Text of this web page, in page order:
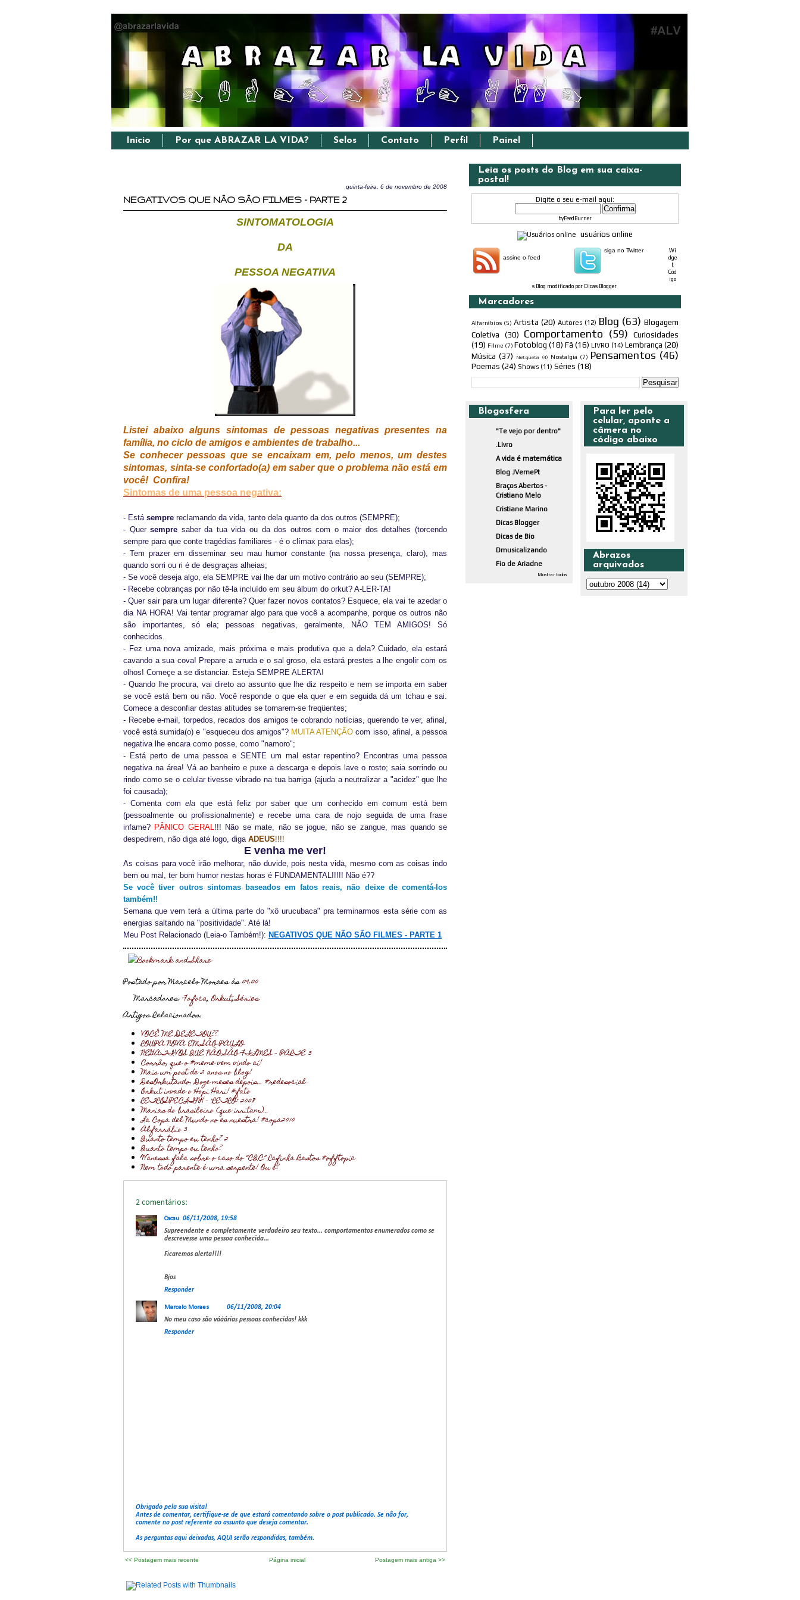
Início Por que ABRAZAR LA VIDA? Selos Contato Perfil Painel
quinta-feira, 6 de novembro de 2008
NEGATIVOS QUE NÃO SÃO FILMES - PARTE 2
SINTOMATOLOGIA
DA
PESSOA NEGATIVA
Listei abaixo alguns sintomas de pessoas negativas presentes na
família, no ciclo de amigos e ambientes de trabalho...
Se conhecer pessoas que se encaixam em, pelo menos, um destes
sintomas, sinta-se confortado(a) em saber que o problema não está em
você! Confira!
Sintomas de uma pessoa negativa:
- Está sempre reclamando da vida, tanto dela quanto da dos outros (SEMPRE);
- Quersempre saber da tua vida ou da dos outros com o maior dos detalhes (torcendo
sempre para que conte tragédias familiares - é o clímax para elas);
- Tem prazer em disseminar seu mau humor constante (na nossa presença, claro), mas
quando sorri ou ri é de desgraças alheias;
- Se você deseja algo, ela SEMPRE vai lhe dar um motivo contrário ao seu (SEMPRE);
- Recebe cobranças por não tê-la incluído em seu álbum do orkut? A-LER-TA!
- Quer sair para um lugar diferente? Quer fazer novos contatos? Esquece, ela vai te azedar o
dia NA HORA! Vai tentar programar algo para que você a acompanhe, porque os outros não
são importantes, só ela; pessoas negativas, geralmente, NÃO TEM AMIGOS! Só
conhecidos.
- Fez uma nova amizade, mais próxima e mais produtiva que a dela? Cuidado, ela estará
cavando a sua cova! Prepare a arruda e o sal groso, ela estará prestes a lhe engolir com os
olhos! Começe a se distanciar. Esteja SEMPRE ALERTA!
- Quando lhe procura, vai direto ao assunto que lhe diz respeito e nem se importa em saber
se você está bem ou não. Você responde o que ela quer e em seguida dá um tchau e sai.
Comece a desconfiar destas atitudes se tornarem-se freqüentes;
- Recebe e-mail, torpedos, recados dos amigos te cobrando notícias, querendo te ver, afinal,
você está sumida(o) e "esqueceu dos amigos"? MUITA ATENÇÃO com isso, afinal, a pessoa
negativa lhe encara como posse, como "namoro";
- Está perto de uma pessoa e SENTE um mal estar repentino? Encontras uma pessoa
negativa na área! Vá ao banheiro e puxe a descarga e depois lave o rosto; saia sorrindo ou
rindo como se o celular tivesse vibrado na tua barriga (ajuda a neutralizar a "acidez" que lhe
foi causada);
- Comenta comela que está feliz por saber que um conhecido em comum está bem
(pessoalmente ou profissionalmente) e recebe uma cara de nojo seguida de uma frase
infame? PÂNICO GERAL !!! Não se mate, não se jogue, não se zangue, mas quando se
despedirem, não diga até logo, diga ADEUS!!!!
E venha me ver!
As coisas para você irão melhorar, não duvide, pois nesta vida, mesmo com as coisas indo
bem ou mal, ter bom humor nestas horas é FUNDAMENTAL!!!!! Não é??
Se você tiver outros sintomas baseados em fatos reais, não deixe de comentá-los
também!!
Semana que vem terá a última parte do "xô urucubaca" pra terminarmos esta série com as
energias saltando na "positividade". Até lá!
Meu Post Relacionado (Leia-o Também!): NEGATIVOS QUE NÃO SÃO FILMES - PARTE 1
Postado por Marcelo Moraesàs09:00
Marcadores:Fofoca, Orkut,Séries
Artigos Relacionados:
VOCÊ ME DELETOU??
ROUPA NOVA EM SÃO PAULO
NEGATIVOS QUE NÃO SÃO FILMES - PARTE 3
Corrão, que o #meme vem vindo aí!
Mais um post de 2 anos no blog!
DesOrkutando: Doze meses depois... #redesocial
Orkut invade o Hopi Hari! #fato
RETROSPECLINK - "RETRÔ" 2008
Manias do brasileiro (que irritam)…
La Copa del Mundo no es nuestra! #copa2010
Alfarrábio 3
Quanto tempo eu tenho? 2
Quanto tempo eu tenho?
Wanessa fala sobre o caso do “CQC” Rafinha Bastos #offtopic
Nem todo parente é uma serpente! Ou é?
2 comentários:
Cacau 06/11/2008, 19:58
Supreendente e completamente verdadeiro seu texto... comportamentos enumerados como se
descrevesse uma pessoa conhecida...
Ficaremos alerta!!!!
Bjos
Responder
Marcelo Moraes
06/11/2008, 20:04
No meu caso são vááárias pessoas conhecidas! kkk
Responder
Obrigado pela sua visita!
Antes de comentar, certifique-se de que estará comentando sobre o post publicado. Se não for,
comente no post referente ao assunto que deseja comentar.
As perguntas aqui deixadas, AQUI serão respondidas, também.
<< Postagem mais recente Postagem mais antiga >>
Página inicial
Leia os posts do Blog em sua caixa-
postal!
Digite o seu e-mail aqui:
byFeedBurner
usuários online
assine o feed
siga no Twitter
Wi
dge
t
Cód
igo
s Blog modificado por Dicas Blogger
Marcadores
Alfarrábios (5) Artista (20) Autores (12) Blog (63) Blogagem
Coletiva
(30) Comportamento (59)
Curiosidades
(19) Filme (7) Fotoblog (18) Fã (16) LIVRO (14) Lembrança (20)
Música (37) Netqueta (4) Nostalgia (7) Pensamentos (46)
Poemas (24) Shows (11) Séries (18)
Blogosfera
"Te vejo por dentro"
.Livro
A vida é matemática
Blog JVernePt
Braços Abertos -
Cristiano Melo
Cristiane Marino
Dicas Blogger
Dicas de Bio
Dmusicalizando
Fio de Ariadne
Mostrar todos
Para ler pelo
celular, aponte a
câmera no
código abaixo
Abrazos
arquivados